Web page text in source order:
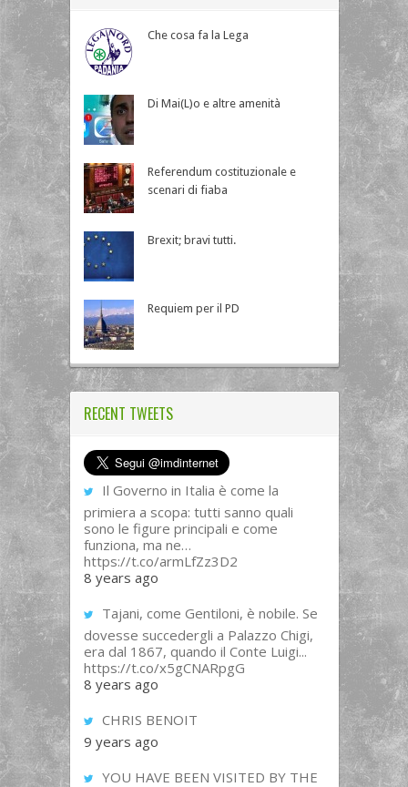
Che cosa fa la Lega
Di Mai(L)o e altre amenità
Referendum costituzionale e
scenari di fiaba
Brexit; bravi tutti.
Requiem per il PD
RECENT TWEETS
Il Governo in Italia è come la
primiera a scopa: tutti sanno quali
sono le figure principali e come
funziona, ma ne…
https://t.co/armLfZz3D2
8 years ago
Tajani, come Gentiloni, è nobile. Se
dovesse succedergli a Palazzo Chigi,
era dal 1867, quando il Conte Luigi...
https://t.co/x5gCNARpgG
8 years ago
CHRIS BENOIT
9 years ago
YOU HAVE BEEN VISITED BY THE